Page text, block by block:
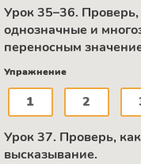
Урок 35–36.
однозначные и
переносным
Упражнение
1 2
Урок 37. Проверь,
высказывание.